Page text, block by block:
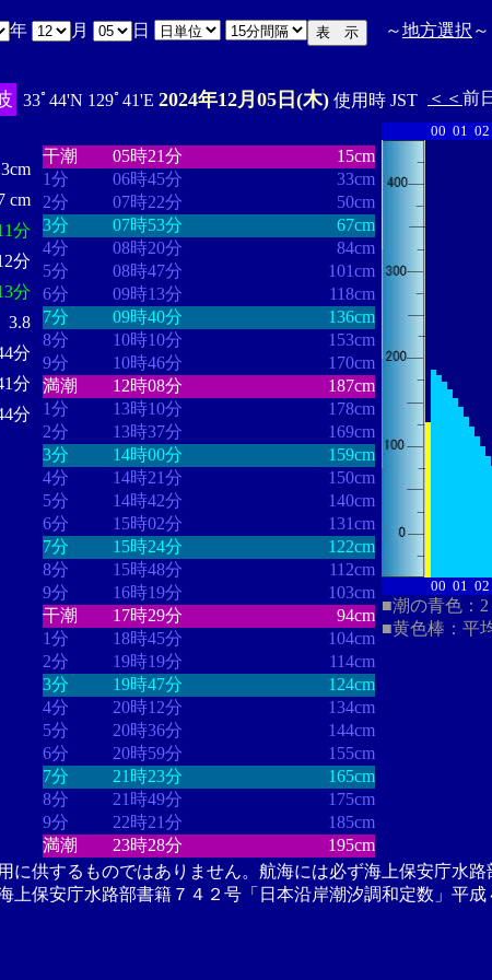
年 月 日 ～地方選択 ～
33ﾟ44'N 129ﾟ41'E 2024年12月05日(木) 使用時 JST ＜＜ 前日
cm
分
分
分
3.8
分
分
分
干潮
05時21分
15cm
1分
06時45分
33cm
2分
07時22分
50cm
3分
07時53分
67cm
4分
08時20分
84cm
5分
08時47分
101cm
6分
09時13分
118cm
7分
09時40分
136cm
8分
10時10分
153cm
9分
10時46分
170cm
満潮
12時08分
187cm
1分
13時10分
178cm
2分
13時37分
169cm
3分
14時00分
159cm
4分
14時21分
150cm
5分
14時42分
140cm
6分
15時02分
131cm
7分
15時24分
122cm
8分
15時48分
112cm
9分
16時19分
103cm
干潮
17時29分
94cm
1分
18時45分
104cm
2分
19時19分
114cm
3分
19時47分
124cm
4分
20時12分
134cm
5分
20時36分
144cm
6分
20時59分
155cm
7分
21時23分
165cm
8分
21時49分
175cm
9分
22時21分
185cm
満潮
23時28分 195cm
00 01 02
00 01 02
■潮の青色：2
■黄色棒：平
に供するものではありません。航海には必ず海上保安庁水路
上保安庁水路部書籍７４２号「日本沿岸潮汐調和定数」平成